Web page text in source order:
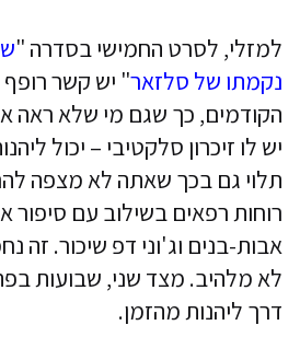
למזלי, לסרט החמישי בסדרה "
נקמתו של סלזאר" יש קשר
הקודמים, כך שגם מי שלא ראה
יש לו זיכרון סלקטיבי – יכול
תלוי גם בכך שאתה לא מצפה
רוחות רפאים בשילוב עם סיפור
אבות-בנים וג'וני דפ שיכור. זה
לא מלהיב. מצד שני, שבועות
דרך ליהנות מהזמן.